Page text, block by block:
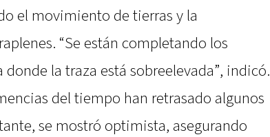
el movimiento de tierras y la
“Se están completando los
la traza está sobreelevada”, indicó.
del tiempo han retrasado algunos
se mostró optimista, asegurando